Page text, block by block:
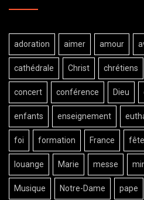
adoration aimer amour
cathédrale Christ chrétiens
concert conférence Dieu
enfants enseignement
foi formation France fête
louange Marie messe
Musique Notre-Dame pape